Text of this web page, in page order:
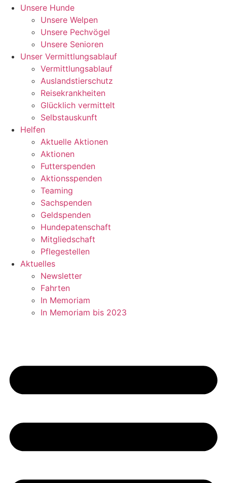
Unsere Hunde
Unsere Welpen
Unsere Pechvögel
Unsere Senioren
Unser Vermittlungsablauf
Vermittlungsablauf
Auslandstierschutz
Reisekrankheiten
Glücklich vermittelt
Selbstauskunft
Helfen
Aktuelle Aktionen
Aktionen
Futterspenden
Aktionsspenden
Teaming
Sachspenden
Geldspenden
Hundepatenschaft
Mitgliedschaft
Pflegestellen
Aktuelles
Newsletter
Fahrten
In Memoriam
In Memoriam bis 2023